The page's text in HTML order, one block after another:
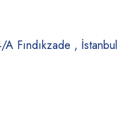
A Fındıkzade , İstanbul